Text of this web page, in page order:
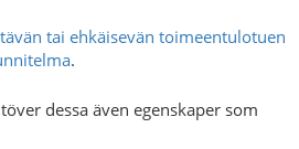
tai ehkäisevän toimeentulotuen
.
dessa även egenskaper som